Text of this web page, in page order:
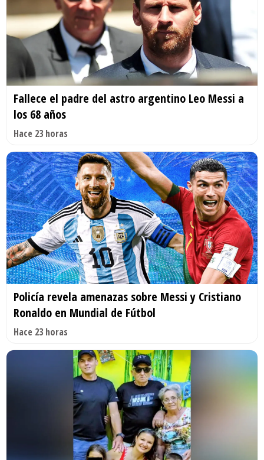
Fallece el padre del astro argentino Leo Messi a
los 68 años
Hace 23 horas
Policía revela amenazas sobre Messi y Cristiano
Ronaldo en Mundial de Fútbol
Hace 23 horas